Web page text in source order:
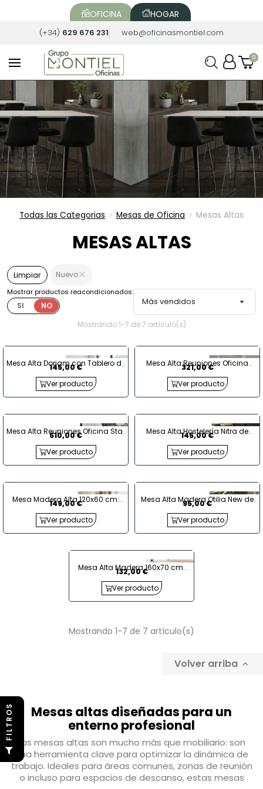
OFICINA HOGAR
(+34) 629 676 231 web@oficinasmontiel.com
Todas las Categorias > Mesas de Oficina > Mesas Altas
MESAS ALTAS
Limpiar Nuevo
Mostrar productos reacondicionados:
SI NO Más vendidos 
Mostrando 1-7 de 7 artículo(s)
Mesa Alta Doriam con Tablero de
Madera 120x70cm
145,00 €
Ver producto
Mesa Alta Reuniones Oficina
Tempo de Mobel Línea
321,00 €
Ver producto
Mesa Alta Reuniones Oficina Star
de Mobel Línea
510,00 €
Ver producto
Mesa Alta Hostelería Nitra de
Grupo SDM
145,00 €
Ver producto
Mesa Madera Alta 120x60 cm.
Gobbi de Grupo SDM
149,00 €
Ver producto
Mesa Alta Madera Otilia New de
Grupo SDM
95,00 €
Ver producto
Mesa Alta Madera 160x70 cm.
Tamber
132,00 €
Ver producto
Mostrando 1-7 de 7 artículo(s)
Volver arriba 
Mesas altas diseñadas para un
enterno profesional
Las mesas altas son mucho más que mobiliario: son
una herramienta clave para optimizar la dinámica de
trabajo. Ideales para áreas comunes, zonas de reunión
o incluso para espacios de descanso, estas mesas
S